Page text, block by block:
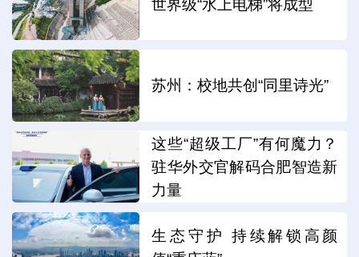
世界级“水上电梯”将成型
苏州：校地共创“同里诗光”
这些“超级工厂”有何魔力？
驻华外交官解码合肥智造新
力量
生态守护 持续解锁高颜